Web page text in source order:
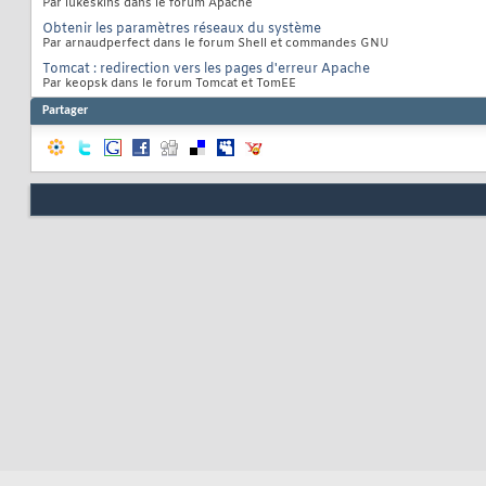
Par lukeskins dans le forum Apache
Obtenir les paramètres réseaux du système
Par arnaudperfect dans le forum Shell et commandes GNU
Tomcat : redirection vers les pages d'erreur Apache
Par keopsk dans le forum Tomcat et TomEE
Partager